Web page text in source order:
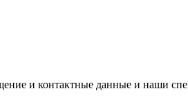
и контактные данные и наши